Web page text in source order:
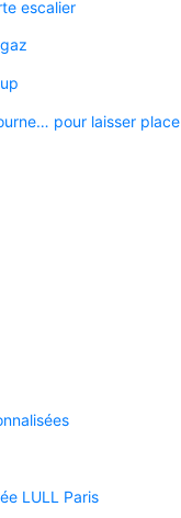
escalier
pour laisser
LULL Paris